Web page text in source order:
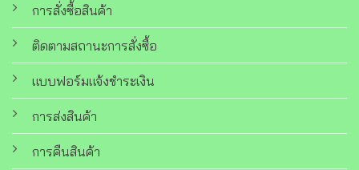
การสั่งซื้อสินค้า
ติดตามสถานะการสั่งซื้อ
แบบฟอร์มแจ้งชำระเงิน
การส่งสินค้า
การคืนสินค้า